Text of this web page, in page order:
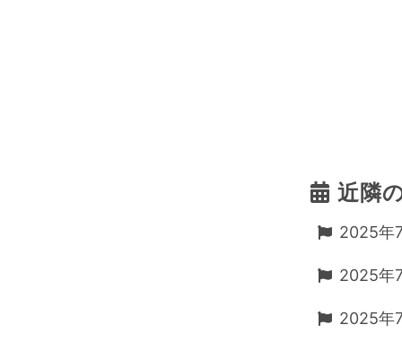
近隣
2025年
2025年
2025年